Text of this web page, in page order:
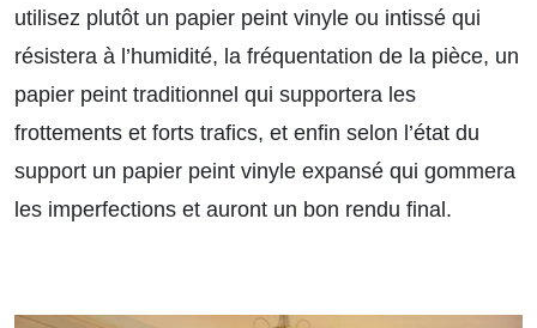
utilisez plutôt un papier peint vinyle ou intissé qui
résistera à l’humidité, la fréquentation de la pièce, un
papier peint traditionnel qui supportera les
frottements et forts trafics, et enfin selon l’état du
support un papier peint vinyle expansé qui gommera
les imperfections et auront un bon rendu final.